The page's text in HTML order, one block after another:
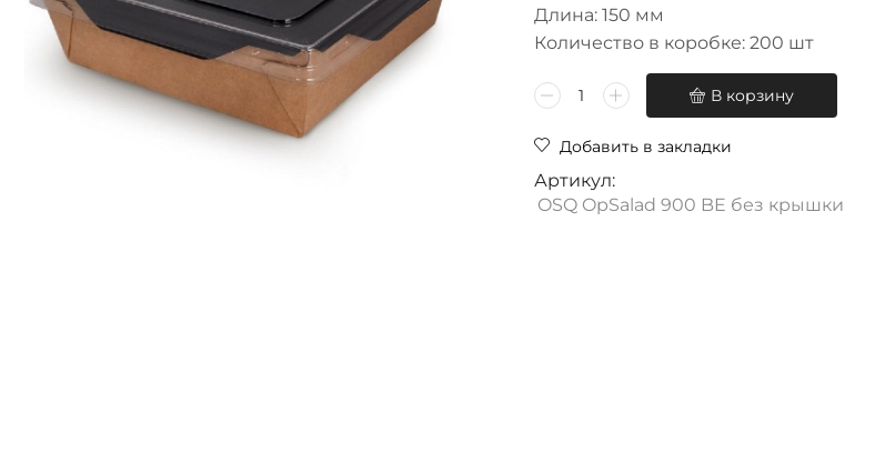
Длина: 150 мм
Количество в коробке: 200 шт
В корзину
Добавить в закладки
Артикул:
OSQ OpSalad 900 BE без крышки